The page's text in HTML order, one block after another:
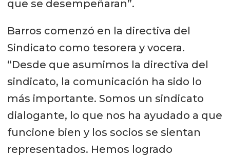
que se desempeñaran”.
Barros comenzó en la directiva del
Sindicato como tesorera y vocera.
“Desde que asumimos la directiva del
sindicato, la comunicación ha sido lo
más importante. Somos un sindicato
dialogante, lo que nos ha ayudado a que
funcione bien y los socios se sientan
representados. Hemos logrado